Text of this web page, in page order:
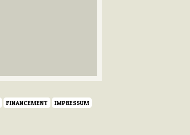
FINANCEMENT IMPRESSUM